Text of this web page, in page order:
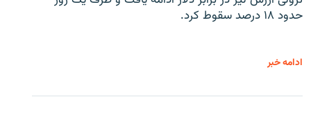
حدود ۱۸ درصد سقوط کرد.
ادامه خبر